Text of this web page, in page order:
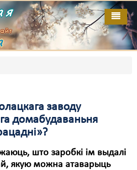
заводу
домабудаваньня
што заробкі ім выдалі
якую можна атаварыць